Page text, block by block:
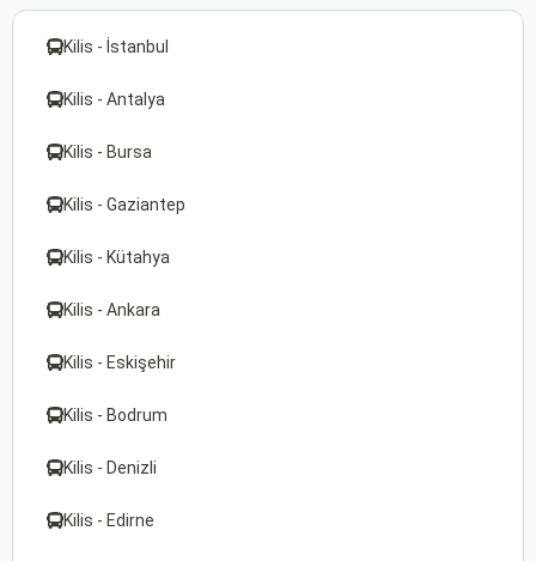
Kilis - İstanbul
Kilis - Antalya
Kilis - Bursa
Kilis - Gaziantep
Kilis - Kütahya
Kilis - Ankara
Kilis - Eskişehir
Kilis - Bodrum
Kilis - Denizli
Kilis - Edirne